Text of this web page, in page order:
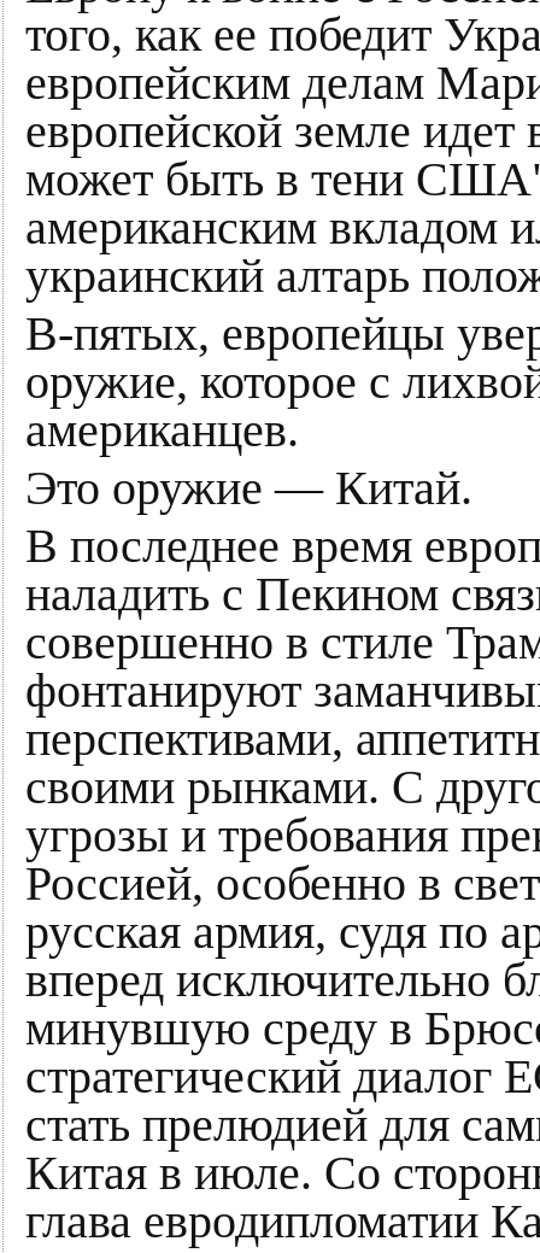
того, как ее победит
европейским делам
европейской земле
может быть в тени
американским вкладом
украинский алтарь
В-пятых, европейцы
оружие, которое с
американцев.
Это оружие — Китай.
В последнее время
наладить с Пекином
совершенно в стиле
фонтанируют
перспективами,
своими рынками. С
угрозы и требования
Россией, особенно в
русская армия, судя по
вперед исключительно
минувшую среду в
стратегический
стать прелюдией для
Китая в июле. Со
глава евродипломатии